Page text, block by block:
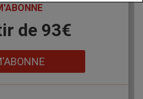
de 93€